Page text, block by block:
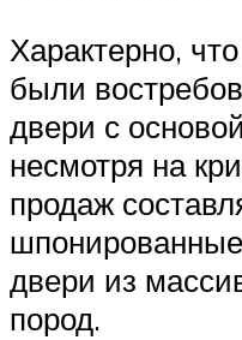
Характерно,
были
двери с
несмотря на
продаж
двери из
пород.